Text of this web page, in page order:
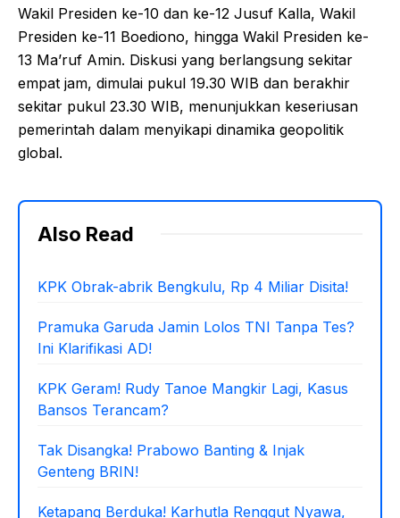
Wakil Presiden ke-10 dan ke-12 Jusuf Kalla, Wakil
Presiden ke-11 Boediono, hingga Wakil Presiden ke-
13 Ma’ruf Amin. Diskusi yang berlangsung sekitar
empat jam, dimulai pukul 19.30 WIB dan berakhir
sekitar pukul 23.30 WIB, menunjukkan keseriusan
pemerintah dalam menyikapi dinamika geopolitik
global.
Also Read
KPK Obrak-abrik Bengkulu, Rp 4 Miliar Disita!
Pramuka Garuda Jamin Lolos TNI Tanpa Tes?
Ini Klarifikasi AD!
KPK Geram! Rudy Tanoe Mangkir Lagi, Kasus
Bansos Terancam?
Tak Disangka! Prabowo Banting & Injak
Genteng BRIN!
Ketapang Berduka! Karhutla Renggut Nyawa,